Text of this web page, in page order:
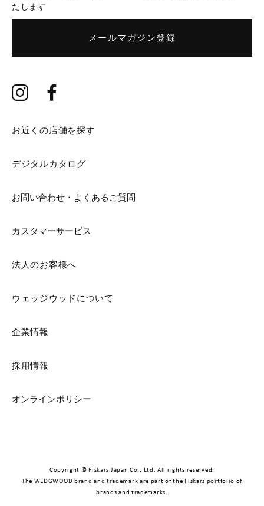
たします
メールマガジン登録
お近くの店舗を探す
デジタルカタログ
お問い合わせ・よくあるご質問
カスタマーサービス
法人のお客様へ
ウェッジウッドについて
企業情報
採用情報
オンラインポリシー
Copyright © Fiskars Japan Co., Ltd. All rights reserved.
The WEDGWOOD brand and trademark are part of the Fiskars portfolio of
brands and trademarks.